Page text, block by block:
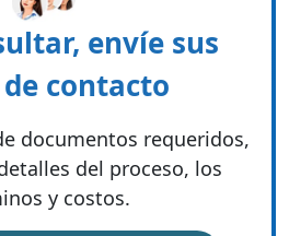
envíe sus
contacto
documentos requeridos,
del proceso, los
y costos.